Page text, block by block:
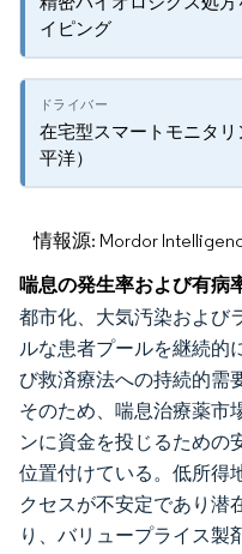
イピング
在宅型スマートモニタ
平洋）
情報源: Mordor
喘息の発生率および有病
都市化、大気汚染および
ルな患者プールを継続的
び救済療法への持続的需
そのため、喘息治療薬市
ンに資金を投じるための
位置付けている。低所得
クセスが不安定であり潜
り、バリュープライス製